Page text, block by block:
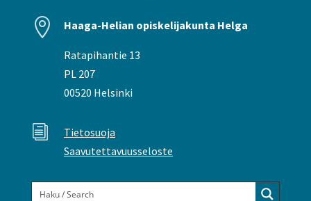
 Haaga-Helian opiskelijakunta Helga
Ratapihantie 13
PL 207
00520 Helsinki
i
Tietosuoja
Saavutettavuusseloste